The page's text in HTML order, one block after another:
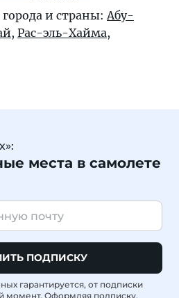
и страны:Абу-
, Рас-эль-Хайма,
места в самолете
ПОДПИСКУ
гарантируется, от подписки
момент. Оформляя подписку,